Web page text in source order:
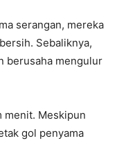
serangan, mereka
Sebaliknya,
berusaha mengulur
menit. Meskipun
gol penyama